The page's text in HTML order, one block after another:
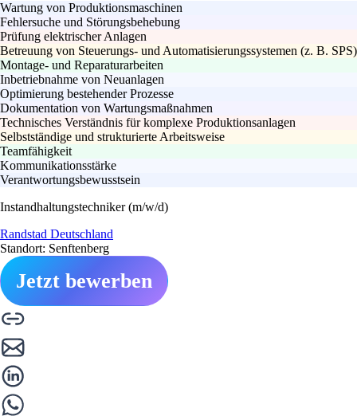
Wartung von Produktionsmaschinen
Fehlersuche und Störungsbehebung
Prüfung elektrischer Anlagen
Betreuung von Steuerungs- und Automatisierungssystemen (z. B. SPS)
Montage- und Reparaturarbeiten
Inbetriebnahme von Neuanlagen
Optimierung bestehender Prozesse
Dokumentation von Wartungsmaßnahmen
Technisches Verständnis für komplexe Produktionsanlagen
Selbstständige und strukturierte Arbeitsweise
Teamfähigkeit
Kommunikationsstärke
Verantwortungsbewusstsein
Instandhaltungstechniker (m/w/d)
Randstad Deutschland
Standort: Senftenberg
Jetzt bewerben